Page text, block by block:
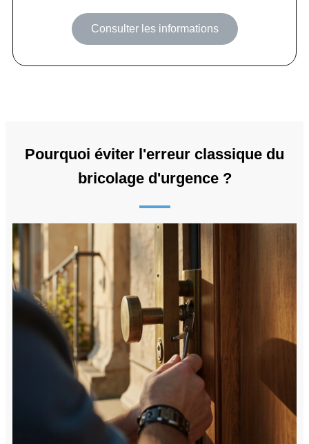
Consulter les informations
Pourquoi éviter l'erreur classique du
bricolage d'urgence ?